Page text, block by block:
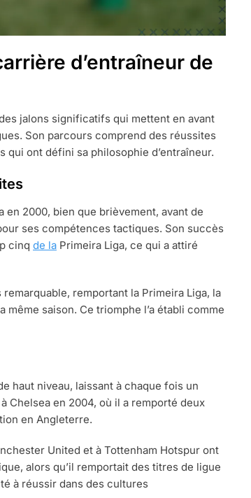
d’entraîneur de
jalons significatifs qui mettent en avant
Son parcours comprend des réussites
ont défini sa philosophie d’entraîneur.
2000, bien que brièvement, avant de
ses compétences tactiques. Son succès
cinq de la Primeira Liga, ce qui a attiré
remportant la Primeira Liga, la
même saison. Ce triomphe l’a établi comme
haut niveau, laissant à chaque fois un
Chelsea en 2004, où il a remporté deux
en Angleterre.
United et à Tottenham Hotspur ont
alors qu’il remportait des titres de ligue
à réussir dans des cultures